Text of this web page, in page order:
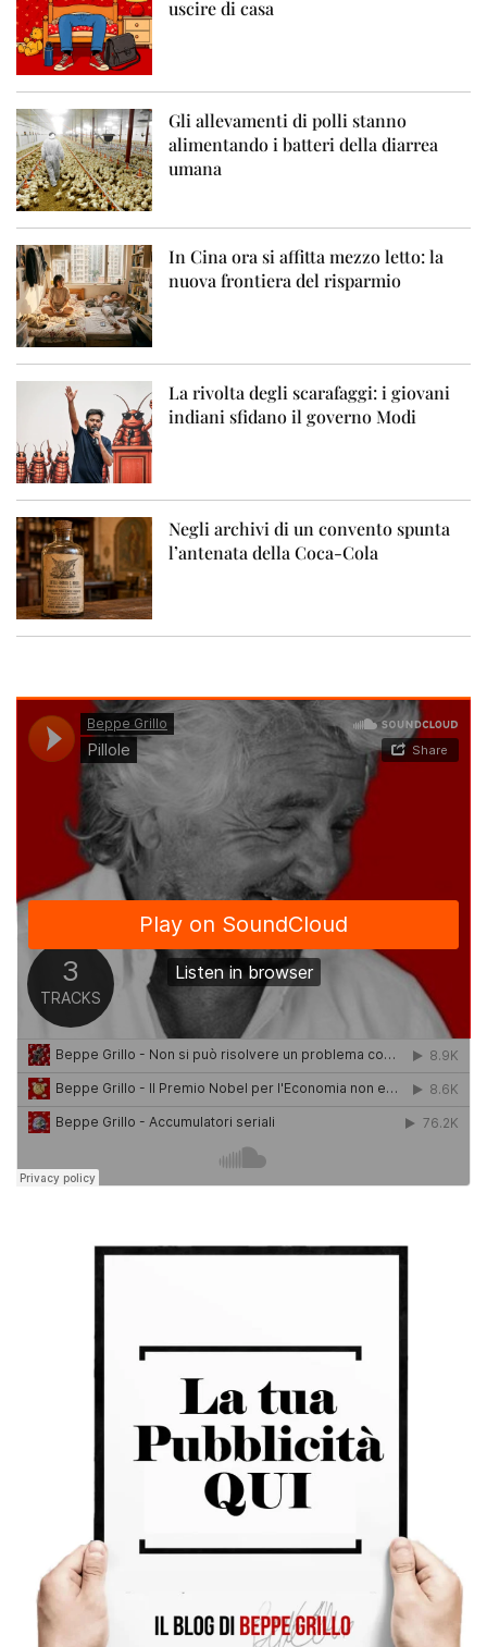
uscire di casa
Gli allevamenti di polli stanno
alimentando i batteri della diarrea
umana
In Cina ora si affitta mezzo letto: la
nuova frontiera del risparmio
La rivolta degli scarafaggi: i giovani
indiani sfidano il governo Modi
Negli archivi di un convento spunta
l’antenata della Coca-Cola